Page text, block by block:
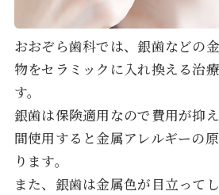
おおぞら歯科では、銀歯などの
物をセラミックに入れ換える治
す。
銀歯は保険適用なので費用が抑
間使用すると金属アレルギーの
ります。
また、銀歯は金属色が目立って